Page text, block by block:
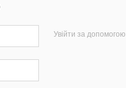
Увійти за допомогою